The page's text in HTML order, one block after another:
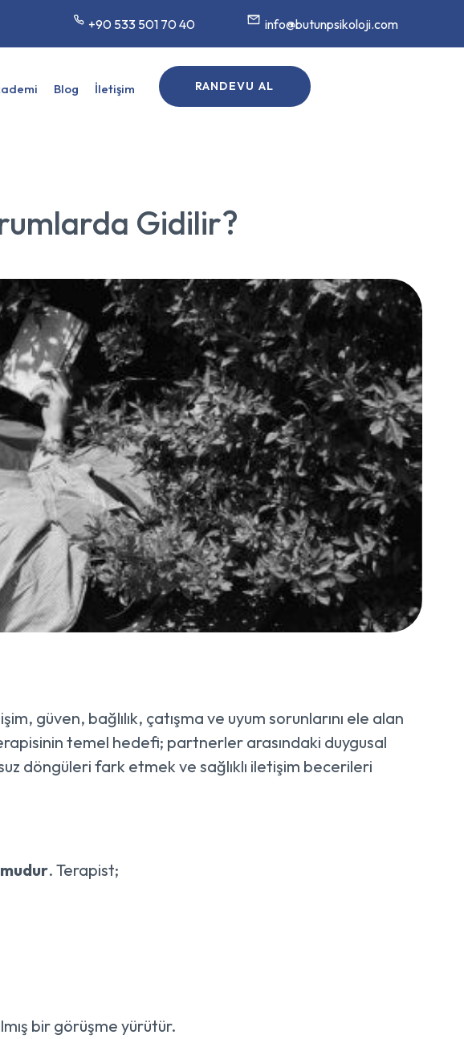
+90 533 501 70 40 info@butunpsikoloji.com
Blog İletişim RANDEVU AL
Gidilir?
güven, bağlılık, çatışma ve uyum sorunlarını ele alan
temel hedefi; partnerler arasındaki duygusal
döngüleri fark etmek ve sağlıklı iletişim becerileri
. Terapist;
bir görüşme yürütür.